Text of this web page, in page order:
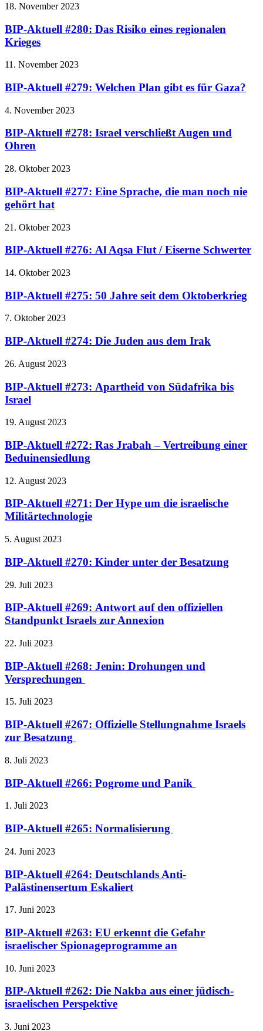
18. November 2023
BIP-Aktuell #280: Das Risiko eines regionalen
Krieges
11. November 2023
BIP-Aktuell #279: Welchen Plan gibt es für Gaza?
4. November 2023
BIP-Aktuell #278: Israel verschließt Augen und
Ohren
28. Oktober 2023
BIP-Aktuell #277: Eine Sprache, die man noch nie
gehört hat
21. Oktober 2023
BIP-Aktuell #276: Al Aqsa Flut / Eiserne Schwerter
14. Oktober 2023
BIP-Aktuell #275: 50 Jahre seit dem Oktoberkrieg
7. Oktober 2023
BIP-Aktuell #274: Die Juden aus dem Irak
26. August 2023
BIP-Aktuell #273: Apartheid von Südafrika bis
Israel
19. August 2023
BIP-Aktuell #272: Ras Jrabah – Vertreibung einer
Beduinensiedlung
12. August 2023
BIP-Aktuell #271: Der Hype um die israelische
Militärtechnologie
5. August 2023
BIP-Aktuell #270: Kinder unter der Besatzung
29. Juli 2023
BIP-Aktuell #269: Antwort auf den offiziellen
Standpunkt Israels zur Annexion
22. Juli 2023
BIP-Aktuell #268: Jenin: Drohungen und
Versprechungen
15. Juli 2023
BIP-Aktuell #267: Offizielle Stellungnahme Israels
zur Besatzung
8. Juli 2023
BIP-Aktuell #266: Pogrome und Panik
1. Juli 2023
BIP-Aktuell #265: Normalisierung
24. Juni 2023
BIP-Aktuell #264: Deutschlands Anti-
Palästinensertum Eskaliert
17. Juni 2023
BIP-Aktuell #263: EU erkennt die Gefahr
israelischer Spionageprogramme an
10. Juni 2023
BIP-Aktuell #262: Die Nakba aus einer jüdisch-
israelischen Perspektive
3. Juni 2023